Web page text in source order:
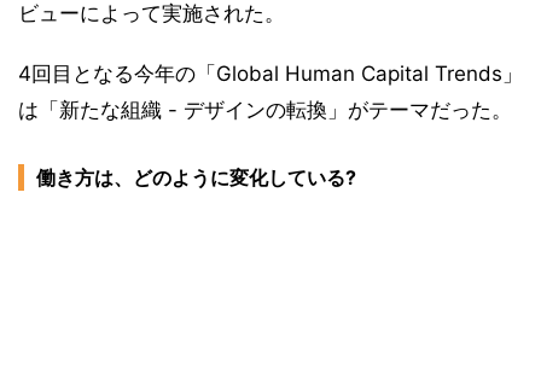
ビューによって実施された。
4回目となる今年の「Global Human Capital Trends」
は「新たな組織 - デザインの転換」がテーマだった。
働き方は、どのように変化している?